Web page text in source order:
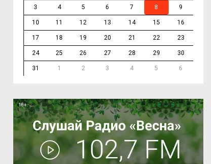
3 4 5 6 7 8 9
10 11 12 13 14 15 16
17 18 19 20 21 22 23
24 25 26 27 28 29 30
31 1 2 3 4 5 6